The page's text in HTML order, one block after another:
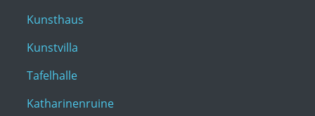
Kunsthaus
Kunstvilla
Tafelhalle
Katharinenruine